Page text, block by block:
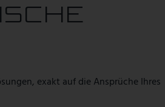
exakt auf die Ansprüche Ihres